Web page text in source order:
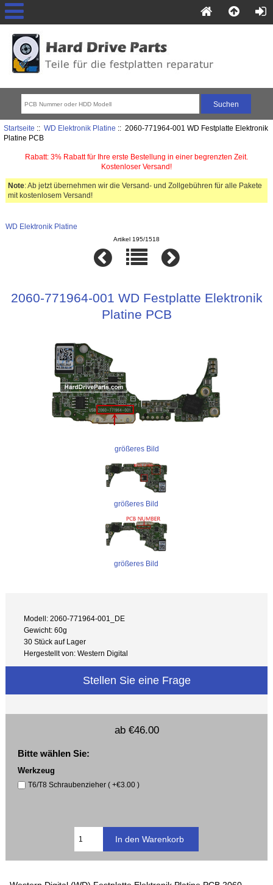
Startseite :: WD Elektronik Platine :: 2060-771964-001 WD Festplatte Elektronik
Platine PCB
Rabatt: 3% Rabatt für Ihre erste Bestellung in einer begrenzten Zeit.
Kostenloser Versand!
Note: Ab jetzt übernehmen wir die Versand- und Zollgebühren für alle Pakete
mit kostenlosem Versand!
WD Elektronik Platine
Artikel 195/1518
2060-771964-001 WD Festplatte Elektronik
Platine PCB
größeres Bild
größeres Bild
größeres Bild
Modell: 2060-771964-001_DE
Gewicht: 60g
30 Stück auf Lager
Hergestellt von: Western Digital
Stellen Sie eine Frage
ab €46.00
Bitte wählen Sie:
Werkzeug
T6/T8 Schraubenzieher ( +€3.00 )